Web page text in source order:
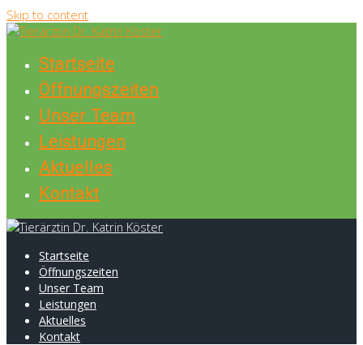
Skip to content
Startseite
Öffnungszeiten
Unser Team
Leistungen
Aktuelles
Kontakt
Startseite
Öffnungszeiten
Unser Team
Leistungen
Aktuelles
Kontakt